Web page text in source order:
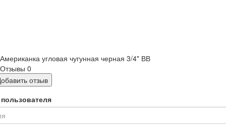
Американка угловая чугунная черная 3/4" ВВ
Отзывы 0
отзыв